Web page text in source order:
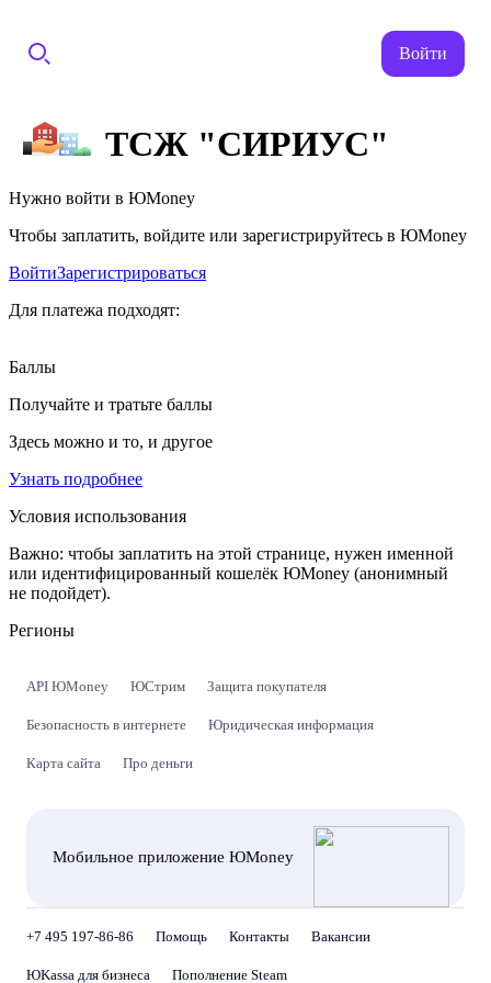
Войти
ТСЖ "СИРИУС"
Нужно войти в ЮMoney
Чтобы заплатить, войдите или зарегистрируйтесь в ЮMoney
ВойтиЗарегистрироваться
Для платежа подходят:
Баллы
Получайте и тратьте баллы
Здесь можно и то, и другое
Узнать подробнее
Условия использования
Важно: чтобы заплатить на этой странице, нужен именной
или идентифицированный кошелёк ЮMoney (анонимный
не подойдет).
Регионы
API ЮMoney ЮСтрим Защита покупателя
Безопасность в интернете Юридическая информация
Карта сайта Про деньги
Мобильное приложение ЮMoney
+7 495 197-86-86 Помощь Контакты Вакансии
ЮKassa для бизнеса Пополнение Steam